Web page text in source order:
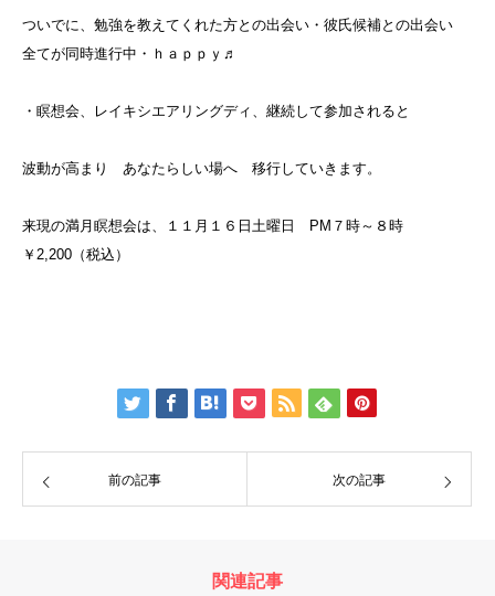
ついでに、勉強を教えてくれた方との出会い・彼氏候補との出会い
全てが同時進行中・ｈａｐｐｙ♬
・瞑想会、レイキシエアリングディ、継続して参加されると
波動が高まり あなたらしい場へ 移行していきます。
来現の満月瞑想会は、１１月１６日土曜日 PM７時～８時
￥2,200（税込）
前の記事 次の記事
関連記事